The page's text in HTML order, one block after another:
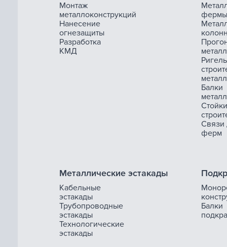
Монтаж
металлоконструкций
Нанесение
огнезащиты
Разработка
КМД
фермы
Ригель
Балки
Стойки
Связи
ферм
Металлические эстакады
Кабельные
эстакады
Трубопроводные
эстакады
Технологические
эстакады
Балки